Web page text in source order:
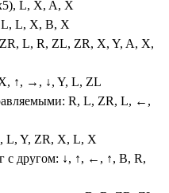
L, X, A, X
L, X, B, X
L, R, ZL, ZR, X, Y, A, X,
X, ↑, →, ↓, Y, L, ZL
R, L, ZR, L, ←,
L, Y, ZR, X, L, X
с другом: ↓, ↑, ←, ↑, B, R,